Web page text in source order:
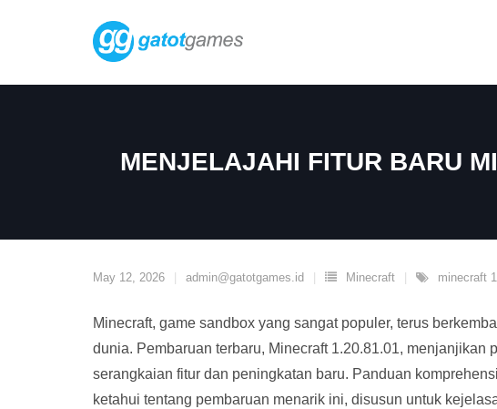
MENJELAJAHI FITUR BARU
May 12, 2026 admin@gatotgames.id Minecraft minecraft
Minecraft, game sandbox yang sangat populer, terus
dunia. Pembaruan terbaru, Minecraft 1.20.81.01,
serangkaian fitur dan peningkatan baru. Panduan
ketahui tentang pembaruan menarik ini, disusun untuk